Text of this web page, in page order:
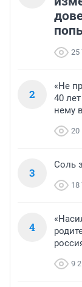
25
2
«Не
40
нему
20
3
Соль
18
4
9